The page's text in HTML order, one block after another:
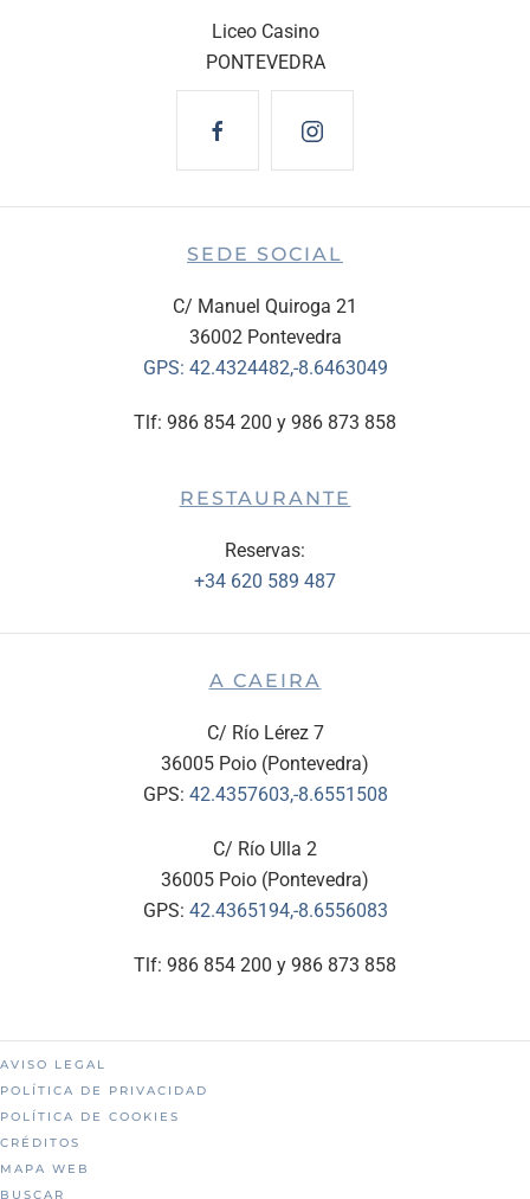
Liceo Casino
PONTEVEDRA
SEDE SOCIAL
C/ Manuel Quiroga 21
36002 Pontevedra
GPS: 42.4324482,-8.6463049
Tlf: 986 854 200 y 986 873 858
RESTAURANTE
Reservas:
+34 620 589 487
A CAEIRA
C/ Río Lérez 7
36005 Poio (Pontevedra)
GPS: 42.4357603,-8.6551508
C/ Río Ulla 2
36005 Poio (Pontevedra)
GPS: 42.4365194,-8.6556083
Tlf: 986 854 200 y 986 873 858
AVISO LEGAL
POLÍTICA DE PRIVACIDAD
POLÍTICA DE COOKIES
CRÉDITOS
MAPA WEB
BUSCAR